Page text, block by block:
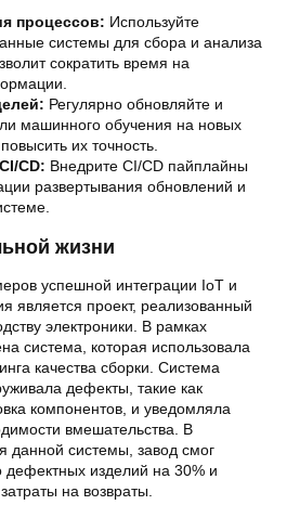
процессов: Используйте
системы для сбора и анализа
сократить время на
Регулярно обновляйте и
машинного обучения на новых
их точность.
CD: Внедрите CI/CD пайплайны
развертывания обновлений и
жизни
успешной интеграции IoT и
является проект, реализованный
электроники. В рамках
система, которая использовала
качества сборки. Система
дефекты, такие как
компонентов, и уведомляла
вмешательства. В
данной системы, завод смог
дефектных изделий на 30% и
на возвраты.